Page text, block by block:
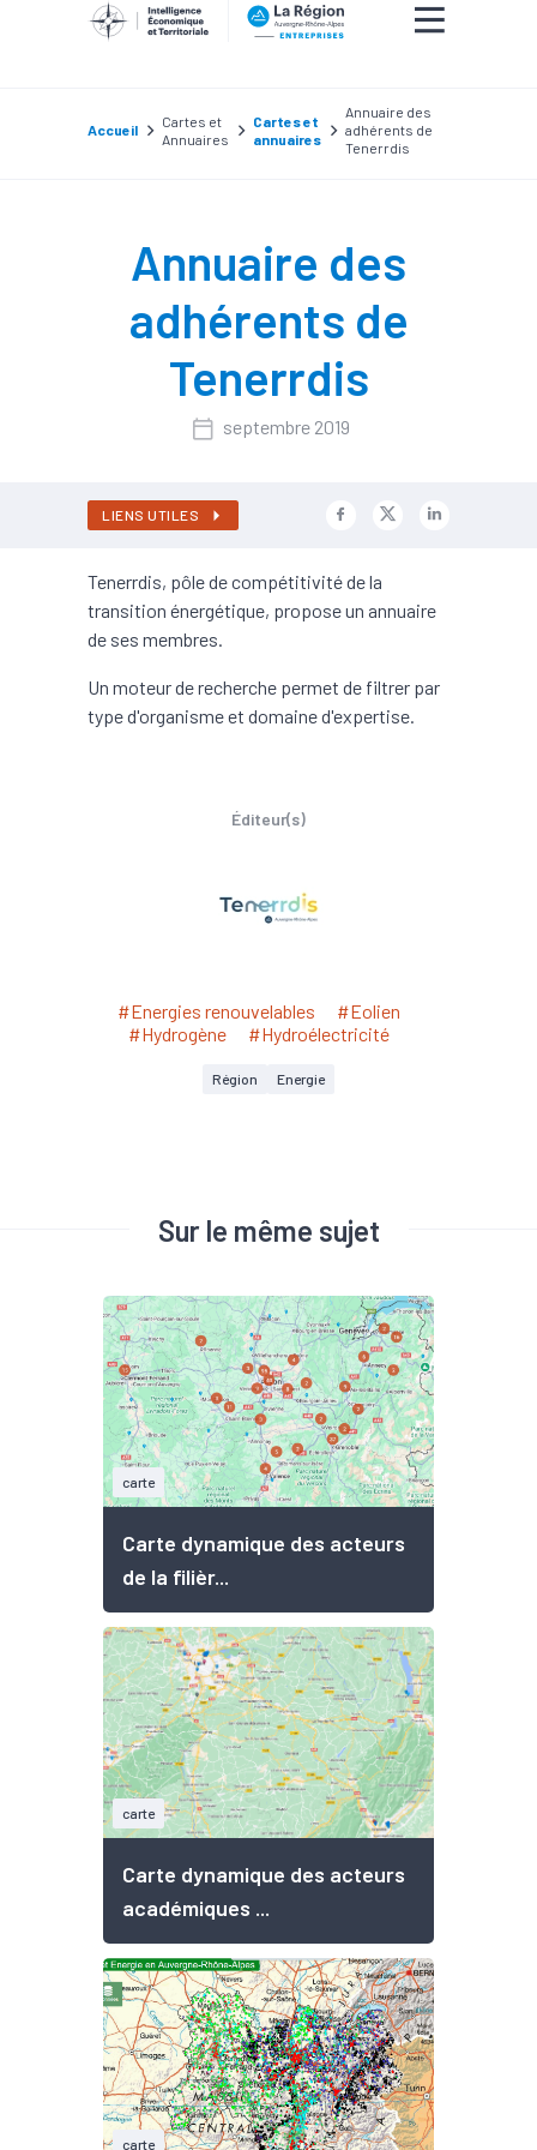
Accueil
Cartes et
Annuaires
Cartes et
annuaires
Annuaire des
adhérents de
Tenerrdis
Annuaire des
adhérents de
Tenerrdis
septembre 2019
LIENS UTILES
Tenerrdis, pôle de compétitivité de la
transition énergétique, propose un annuaire
de ses membres.
Un moteur de recherche permet de filtrer par
type d'organisme et domaine d'expertise.
Éditeur(s)
#Energies renouvelables
#Eolien
#Hydrogène
#Hydroélectricité
Région Energie
Sur le même sujet
carte
Carte dynamique des acteurs
de la filièr...
carte
Carte dynamique des acteurs
académiques ...
carte